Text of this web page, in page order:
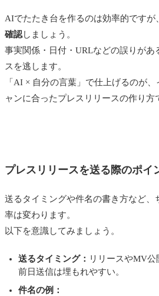
AIでたたき台を作るのは効率的ですが、
確認しましょう。
事実関係・日付・URLなどの誤りがあ
スを逃します。
「AI × 自分の言葉」で仕上げるのが
ャンに合ったプレスリリースの作り方
プレスリリースを送る際のポイ
送るタイミングや件名の書き方など、
率は変わります。
以下を意識してみましょう。
送るタイミング： リリースやMV公
前日送信は埋もれやすい。
件名の例：